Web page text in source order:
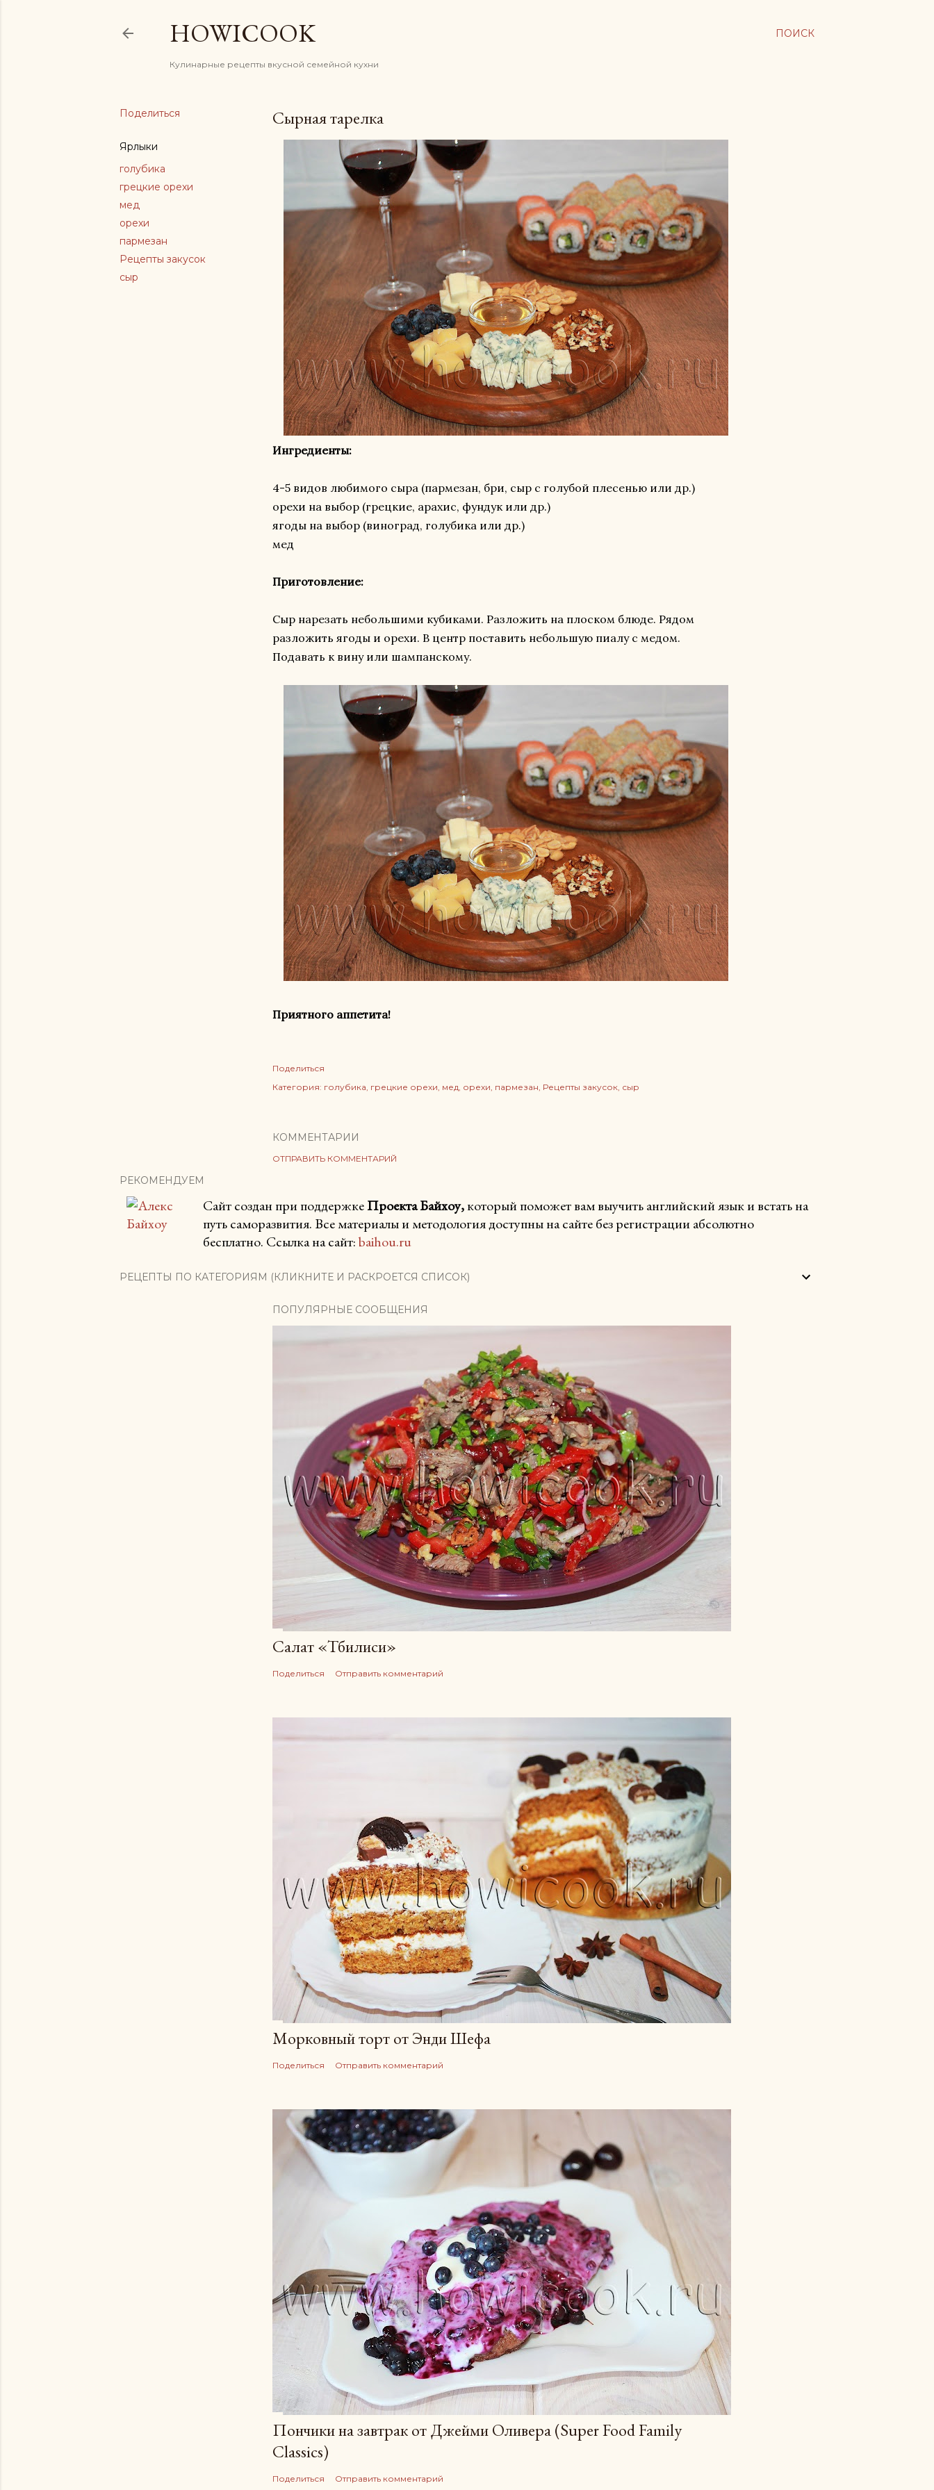
ПОИСК
HOWICOOK
Кулинарные рецепты вкусной семейной кухни
Поделиться
Ярлыки
голубика
грецкие орехи
мед
орехи
пармезан
Рецепты закусок
сыр
Сырная тарелка
Ингредиенты:
4-5 видов любимого сыра (пармезан, бри, сыр с голубой плесенью или др.)
орехи на выбор (грецкие, арахис, фундук или др.)
ягоды на выбор (виноград, голубика или др.)
мед
Приготовление:
Сыр нарезать небольшими кубиками. Разложить на плоском блюде. Рядом
разложить ягоды и орехи. В центр поставить небольшую пиалу с медом.
Подавать к вину или шампанскому.
Приятного аппетита!
Поделиться
Категория: голубика грецкие орехи мед орехи пармезан Рецепты закусок сыр
КОММЕНТАРИИ
ОТПРАВИТЬ КОММЕНТАРИЙ
РЕКОМЕНДУЕМ
Сайт создан при поддержкеПроекта Байхоу,который поможет вам выучить английский язык и встать на
путь саморазвития. Все материалы и методология доступны на сайте без регистрации абсолютно
бесплатно. Ссылка на сайт:baihou.ru
РЕЦЕПТЫ ПО КАТЕГОРИЯМ (КЛИКНИТЕ И РАСКРОЕТСЯ СПИСОК)
ПОПУЛЯРНЫЕ СООБЩЕНИЯ
Салат «Тбилиси»
Поделиться Отправить комментарий
Морковный торт от Энди Шефа
Поделиться Отправить комментарий
Пончики на завтрак от Джейми Оливера (Super Food Family
Сlassics)
Поделиться Отправить комментарий